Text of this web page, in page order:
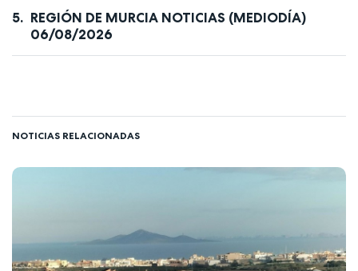
REGIÓN DE MURCIA NOTICIAS (MEDIODÍA)
06/08/2026
NOTICIAS RELACIONADAS